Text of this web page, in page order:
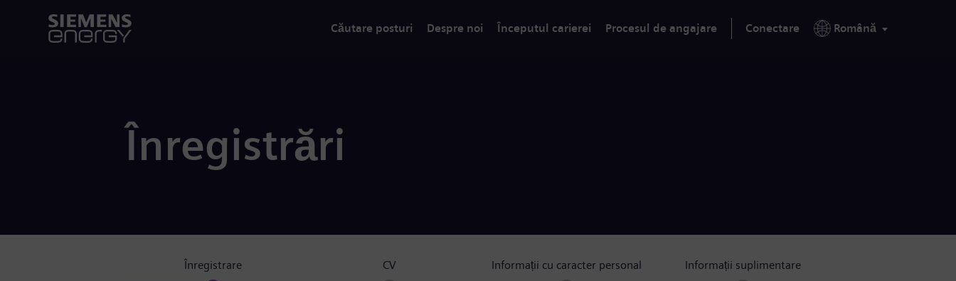
Căutare posturi Despre noi Începutul carierei Procesul de angajare Conectare Română
Înregistrări
Înregistrare CV Informații cu caracter personal Informații suplimentare